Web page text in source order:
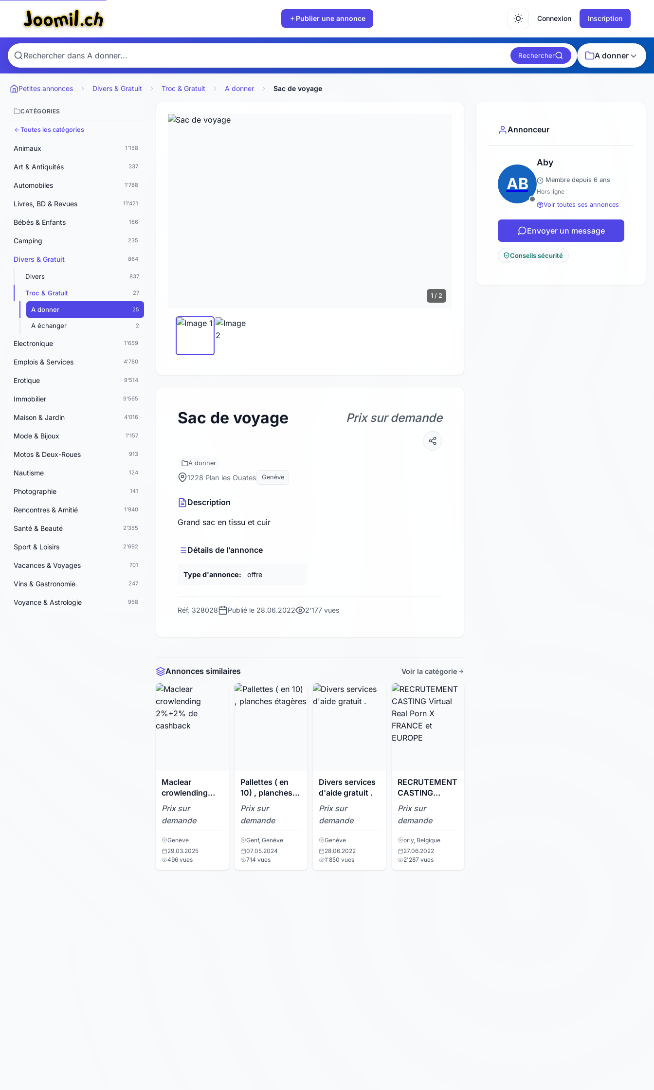
Publier une annonce Connexion Inscription
Rechercher A donner
Petites annonces Divers & Gratuit Troc & Gratuit A donner Sac de voyage
CATÉGORIES
Toutes les catégories
Animaux 1'158
Art & Antiquités 337
Automobiles 1'788
Livres, BD & Revues 11'421
Bébés & Enfants 166
Camping 235
Divers & Gratuit 864
Divers 837
Troc & Gratuit 27
A donner 25
A échanger 2
Electronique 1'659
Emplois & Services 4'780
Erotique 9'514
Immobilier 9'565
Maison & Jardin 4'016
Mode & Bijoux 1'157
Motos & Deux-Roues 913
Nautisme 124
Photographie 141
Rencontres & Amitié 1'940
Santé & Beauté 2'355
Sport & Loisirs 2'692
Vacances & Voyages 701
Vins & Gastronomie 247
Voyance & Astrologie 958
1 / 2
Sac de voyage Prix sur demande
A donner
1228 Plan les Ouates Genève
Description
Grand sac en tissu et cuir
Détails de l’annonce
Type d'annonce: offre
Réf. 328028 Publié le 28.06.2022 2'177 vues
Annonceur
AB
Aby
Membre depuis 6 ans
Hors ligne
Voir toutes ses annonces
Envoyer un message
Conseils sécurité
Annonces similaires Voir la catégorie
Maclear
crowlending
2%+2% de
cashback
Prix sur
demande
Genève
29.03.2025
496 vues
Pallettes ( en
10) , planches
étagères
Prix sur
demande
Genf, Genève
07.05.2024
714 vues
Divers services
d'aide gratuit .
Prix sur
demande
Genève
28.06.2022
1'850 vues
RECRUTEMENT
CASTING
Virtual Real
Porn X FRANCE
et EUROPE
Prix sur
demande
orly, Belgique
27.06.2022
2'287 vues